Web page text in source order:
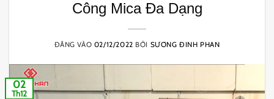
Công Mica Đa Dạng
ĐĂNG VÀO 02/12/2022 BỞI SƯƠNG ĐINH PHAN
02
Th12